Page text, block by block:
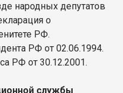
народных депутатов
о
РФ.
РФ от 02.06.1994.
РФ от 30.12.2001.
службы